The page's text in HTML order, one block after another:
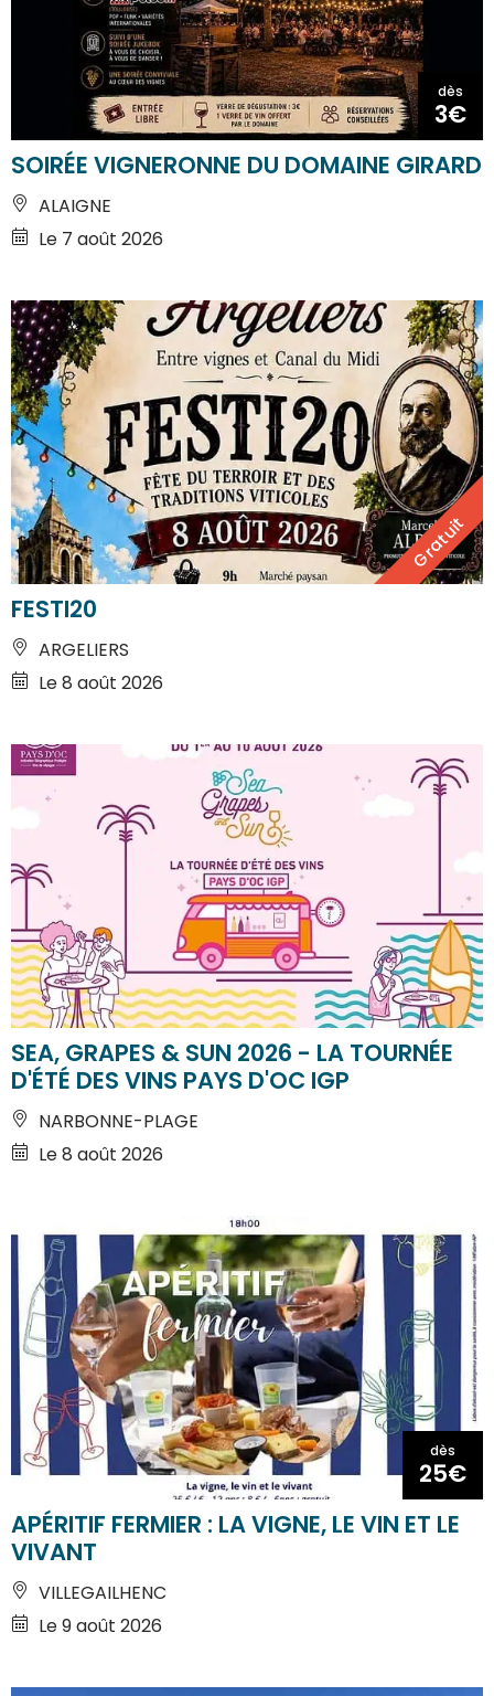
dès
3€
SOIRÉE VIGNERONNE DU DOMAINE GIRARD
ALAIGNE
Le 7 août 2026
Gratuit
FESTI20
ARGELIERS
Le 8 août 2026
SEA, GRAPES & SUN 2026 - LA TOURNÉE
D'ÉTÉ DES VINS PAYS D'OC IGP
NARBONNE-PLAGE
Le 8 août 2026
dès
25€
APÉRITIF FERMIER : LA VIGNE, LE VIN ET LE
VIVANT
VILLEGAILHENC
Le 9 août 2026